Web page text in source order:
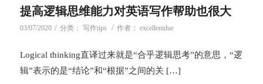
提高逻辑思维能力对英语写作帮助也很大
03/07/2020 / 分类： 写作tips / 作者： excellentdue
Logical thinking直译过来就是“合乎逻辑思考”的意思，“逻
辑”表示的是“结论”和“根据”之间的关 […]